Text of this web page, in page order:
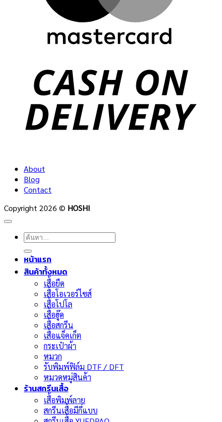
About
Blog
Contact
Copyright 2026 © HOSHI
ค้นหา:
หน้าแรก
สินค้าทั้งหมด
เสื้อยืด
เสื้อโอเวอร์ไซส์
เสื้อโปโล
เสื้อฮู๊ด
เสื้อสกรีน
เสื้อแจ็คเก็ต
กระเป๋าผ้า
หมวก
รับพิมพ์ฟิล์ม DTF / DFT
หมวดหมู่สินค้า
ร้านสกรีนเสื้อ
เสื้อพิมพ์ลาย
สกรีนเสื้อมีกี่แบบ